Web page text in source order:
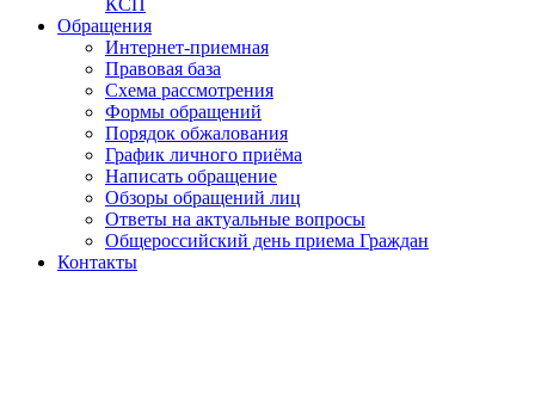
КСП
Обращения
Интернет-приемная
Правовая база
Схема рассмотрения
Формы обращений
Порядок обжалования
График личного приёма
Написать обращение
Обзоры обращений лиц
Ответы на актуальные вопросы
Общероссийский день приема Граждан
Контакты